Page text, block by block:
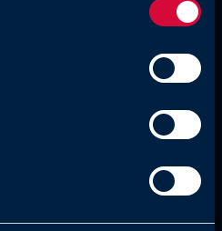
weiterhin nutzen.